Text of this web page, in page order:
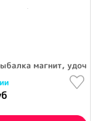
в коробке
магнит,